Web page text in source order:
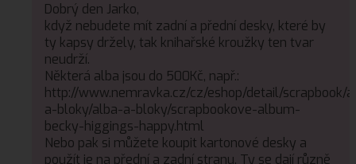
Dobrý den Jarko,
když nebudete mít zadní a přední desky, které by
ty kapsy držely, tak knihařské kroužky ten tvar
neudrží.
Některá alba jsou do 500Kč, např.:
http://www.nemravka.cz/cz/eshop/detail/scrapbook/
a-bloky/alba-a-bloky/scrapbookove-album-
becky-higgings-happy.html
Nebo pak si můžete koupit kartonové desky a
použít je na přední a zadní stranu. Ty se dají různě